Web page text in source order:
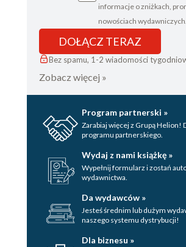
informacje o zniżkach,
nowościach wydawniczych.
DOŁĄCZ TERAZ
Bez spamu, 1-2 wiadomości
Zobacz więcej »
Program partnerski »
Zarabiaj więcej z Grupą Helion!
programu partnerskiego.
Wydaj z nami książkę »
Wypełnij formularz i zostań
wydawnictwa.
Da wydawców »
Jesteś średnim lub dużym
naszego systemu dystrybucji!
Dla biznesu »